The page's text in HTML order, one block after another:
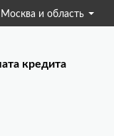
Страхование
Москва и область
кредита